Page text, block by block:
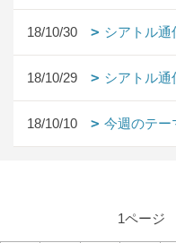
18/10/30 シアトル
18/10/29 シアトル
18/10/10 今週のテー
1ページ